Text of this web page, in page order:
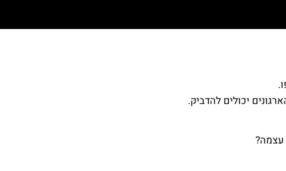
יכולים להדביק.
עצמה?